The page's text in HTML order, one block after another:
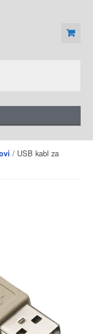
/ USB kabl za